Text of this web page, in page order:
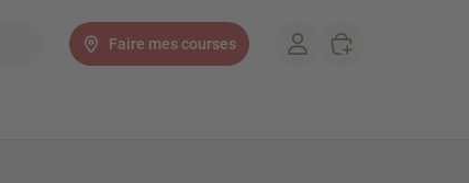
Faire mes courses